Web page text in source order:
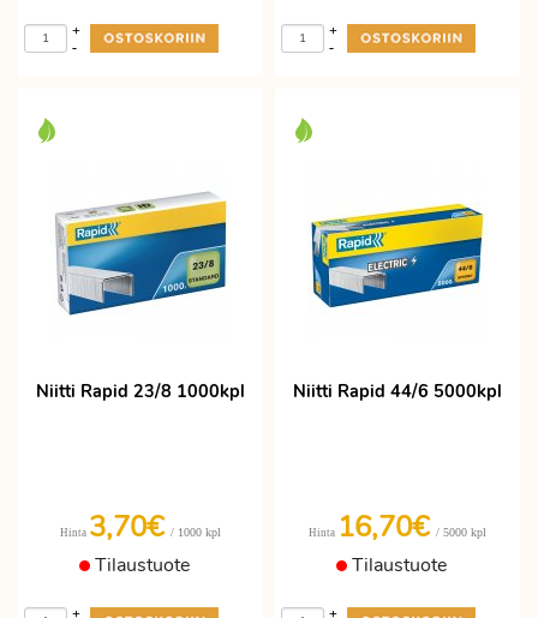
-
+
-
+
Niitti Rapid 23/8 1000kpl
Hinta 3,70€ / 1000 kpl
Tilaustuote
+
Niitti Rapid 44/6 5000kpl
Hinta 16,70€ / 5000 kpl
Tilaustuote
+